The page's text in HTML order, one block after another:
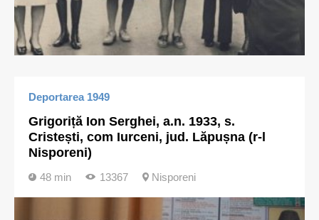
Deportarea 1949
Grigoriță Ion Serghei, a.n. 1933, s.
Cristești, com Iurceni, jud. Lăpușna (r-l
Nisporeni)
48 min 13367 Nisporeni